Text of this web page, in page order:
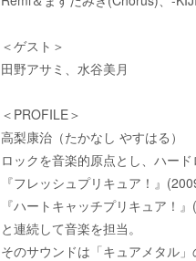
＜ゲスト＞
田野アサミ、水谷美月
＜PROFILE＞
高梨康治（たかなし やすはる）
ロックを音楽的原点とし、ハー
『フレッシュプリキュア！』
『ハートキャッチプリキュア！
と連続して音楽を担当。
そのサウンドは「キュアメタル」